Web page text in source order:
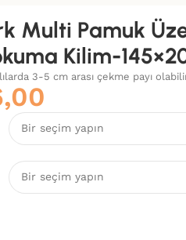
Multi Pamuk
Kilim-
3-5 cm arası çekme payı